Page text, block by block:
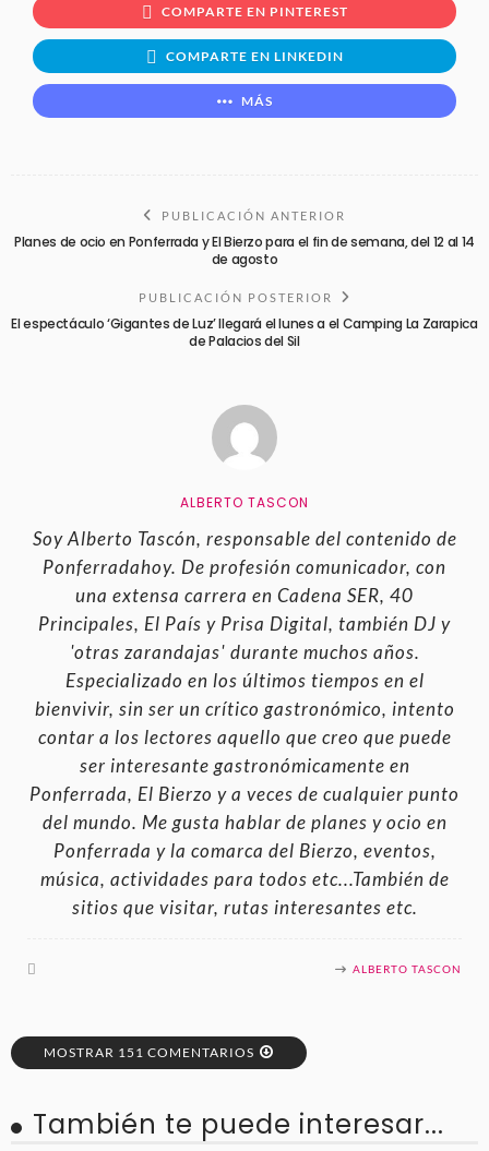
COMPARTE EN PINTEREST
COMPARTE EN LINKEDIN
MÁS
PUBLICACIÓN ANTERIOR
Planes de ocio en Ponferrada y El Bierzo para el fin de semana, del 12 al 14
de agosto
PUBLICACIÓN POSTERIOR
El espectáculo ‘Gigantes de Luz’ llegará el lunes a el Camping La Zarapica
de Palacios del Sil
ALBERTO TASCON
Soy Alberto Tascón, responsable del contenido de
Ponferradahoy. De profesión comunicador, con
una extensa carrera en Cadena SER, 40
Principales, El País y Prisa Digital, también DJ y
'otras zarandajas' durante muchos años.
Especializado en los últimos tiempos en el
bienvivir, sin ser un crítico gastronómico, intento
contar a los lectores aquello que creo que puede
ser interesante gastronómicamente en
Ponferrada, El Bierzo y a veces de cualquier punto
del mundo. Me gusta hablar de planes y ocio en
Ponferrada y la comarca del Bierzo, eventos,
música, actividades para todos etc...También de
sitios que visitar, rutas interesantes etc.
ALBERTO TASCON
MOSTRAR 151 COMENTARIOS
También te puede interesar...